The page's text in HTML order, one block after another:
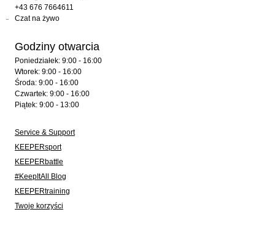
+43 676 7664611
Czat na żywo
Godziny otwarcia
Poniedziałek: 9:00 - 16:00
Wtorek: 9:00 - 16:00
Środa: 9:00 - 16:00
Czwartek: 9:00 - 16:00
Piątek: 9:00 - 13:00
Service & Support
KEEPERsport
KEEPERbattle
#KeepItAll Blog
KEEPERtraining
Twoje korzyści